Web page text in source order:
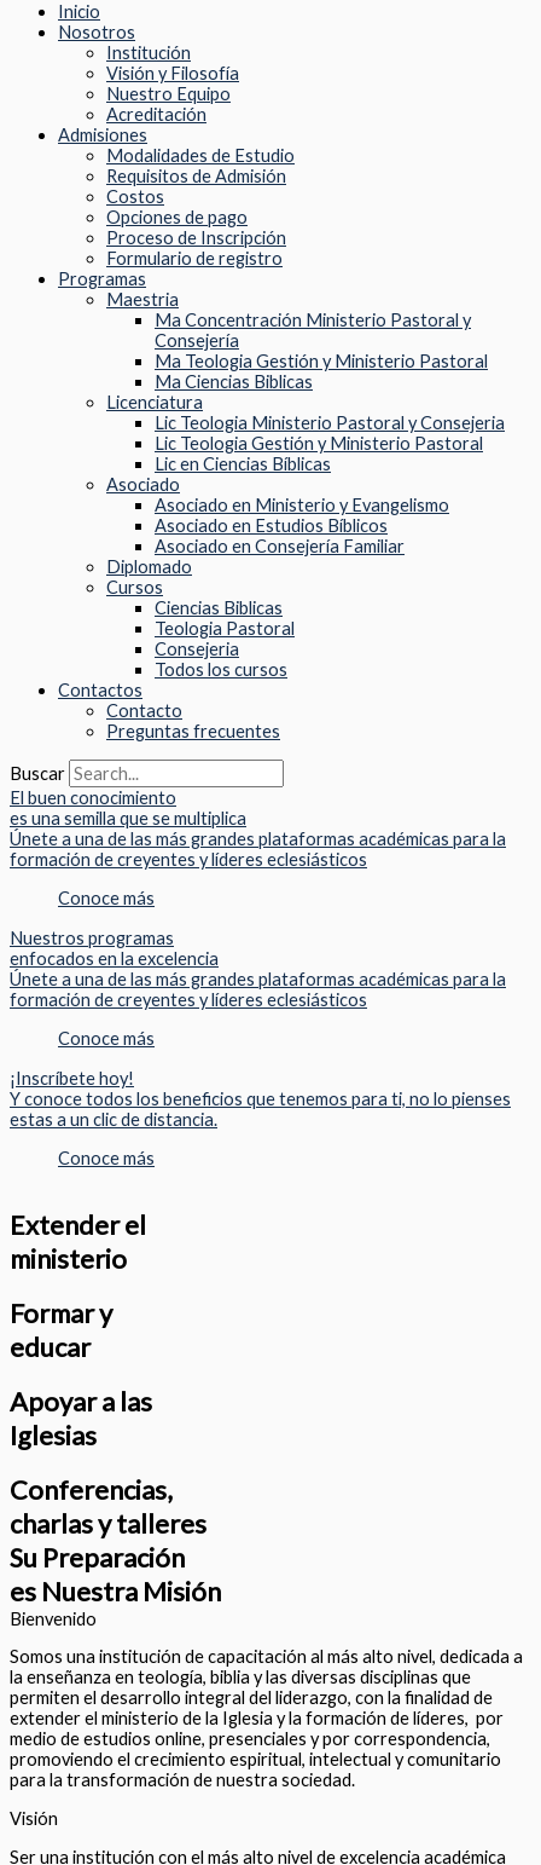
Inicio
Nosotros
Institución
Visión y Filosofía
Nuestro Equipo
Acreditación
Admisiones
Modalidades de Estudio
Requisitos de Admisión
Costos
Opciones de pago
Proceso de Inscripción
Formulario de registro
Programas
Maestria
Ma Concentración Ministerio Pastoral y
Consejería
Ma Teologia Gestión y Ministerio Pastoral
Ma Ciencias Biblicas
Licenciatura
Lic Teologia Ministerio Pastoral y Consejeria
Lic Teologia Gestión y Ministerio Pastoral
Lic en Ciencias Bíblicas
Asociado
Asociado en Ministerio y Evangelismo
Asociado en Estudios Bíblicos
Asociado en Consejería Familiar
Diplomado
Cursos
Ciencias Biblicas
Teologia Pastoral
Consejeria
Todos los cursos
Contactos
Contacto
Preguntas frecuentes
Buscar
El buen conocimiento
es una semilla que se multiplica
Únete a una de las más grandes plataformas académicas para la
formación de creyentes y líderes eclesiásticos
Conoce más
Nuestros programas
enfocados en la excelencia
Únete a una de las más grandes plataformas académicas para la
formación de creyentes y líderes eclesiásticos
Conoce más
¡Inscríbete hoy!
Y conoce todos los beneficios que tenemos para ti, no lo pienses
estas a un clic de distancia.
Conoce más
Extender el
ministerio
Formar y
educar
Apoyar a las
Iglesias
Conferencias,
charlas y talleres
Su Preparación
es Nuestra Misión
Bienvenido
Somos una institución de capacitación al más alto nivel, dedicada a
la enseñanza en teología, biblia y las diversas disciplinas que
permiten el desarrollo integral del liderazgo, con la finalidad de
extender el ministerio de la Iglesia y la formación de líderes, por
medio de estudios online, presenciales y por correspondencia,
promoviendo el crecimiento espiritual, intelectual y comunitario
para la transformación de nuestra sociedad.
Visión
Ser una institución con el más alto nivel de excelencia académica